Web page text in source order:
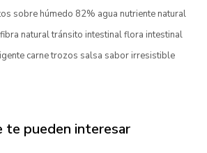
sobre húmedo 82% agua nutriente natural
natural tránsito intestinal flora intestinal
carne trozos salsa sabor irresistible
te pueden interesar